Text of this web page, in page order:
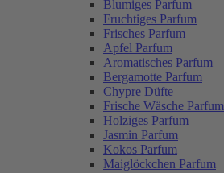
Blumiges Parfum
Fruchtiges Parfum
Frisches Parfum
Apfel Parfum
Aromatisches Parfum
Bergamotte Parfum
Chypre Düfte
Frische Wäsche Parfum
Holziges Parfum
Jasmin Parfum
Kokos Parfum
Maiglöckchen Parfum